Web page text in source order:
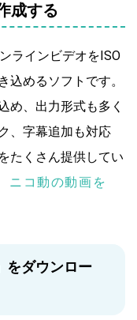
成する
ラインビデオをISO
込めるソフトです。
め、出力形式も多く
、字幕追加も対応
たくさん提供してい
ニコ動の動画を
をダウンロー